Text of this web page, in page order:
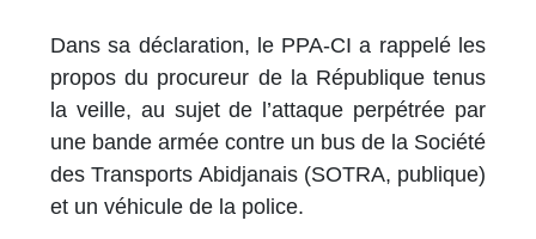
Dans sa déclaration, le PPA-CI a rappelé les
propos du procureur de la République tenus
la veille, au sujet de l’attaque perpétrée par
une bande armée contre un bus de la Société
des Transports Abidjanais (SOTRA, publique)
et un véhicule de la police.